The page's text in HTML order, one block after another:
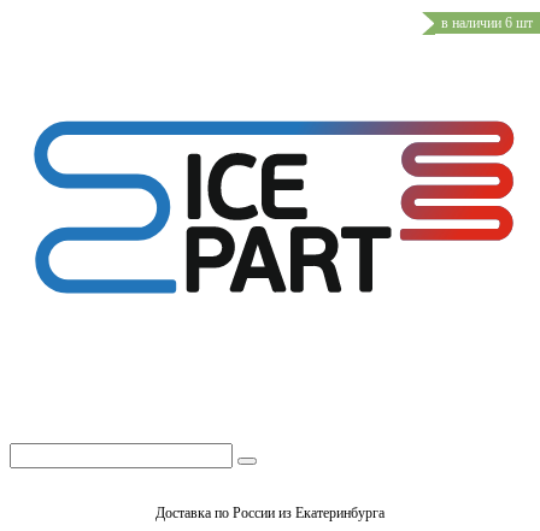
Доставка по России из Екатеринбурга
в наличии 6 шт